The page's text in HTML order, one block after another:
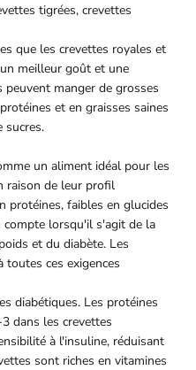
tigrées, crevettes
que les crevettes royales et
meilleur goût et une
manger de grosses
et en graisses saines
sucres.
un aliment idéal pour les
raison de leur profil
protéines, faibles en glucides
compte lorsqu'il s'agit de la
et du diabète. Les
toutes ces exigences
diabétiques. Les protéines
dans les crevettes
à l'insuline, réduisant
sont riches en vitamines